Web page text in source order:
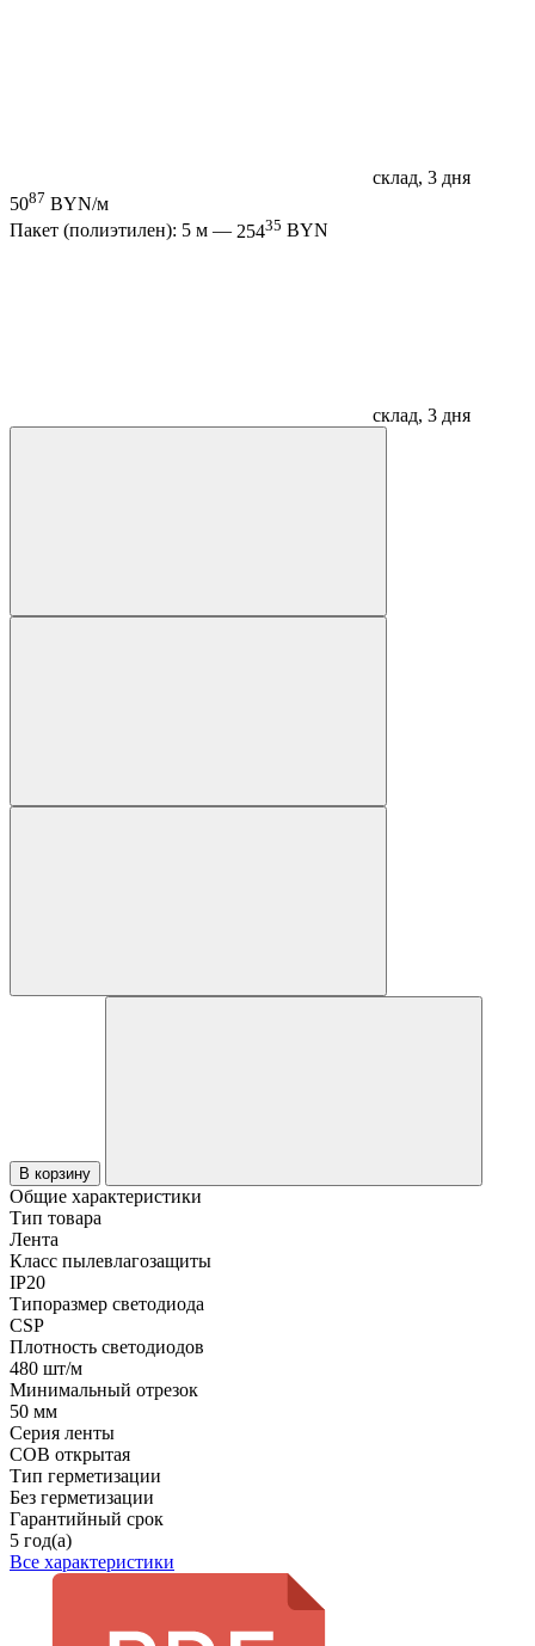
склад, 3 дня
5087 BYN/м
Пакет (полиэтилен): 5 м — 25435 BYN
склад, 3 дня
В корзину
Общие характеристики
Тип товара
Лента
Класс пылевлагозащиты
IP20
Типоразмер светодиода
CSP
Плотность светодиодов
480 шт/м
Минимальный отрезок
50 мм
Серия ленты
COB открытая
Тип герметизации
Без герметизации
Гарантийный срок
5 год(а)
Все характеристики